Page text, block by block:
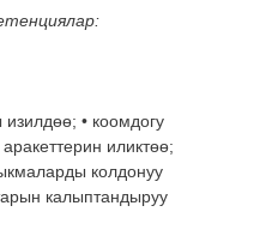
изилдөө; • коомдогу
иликтөө;
колдонуу
калыптандыруу